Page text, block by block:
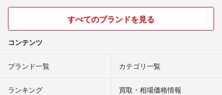
すべてのブランドを見る
コンテンツ
ブランド一覧 カテゴリ一覧
ランキング 買取・相場価格情報